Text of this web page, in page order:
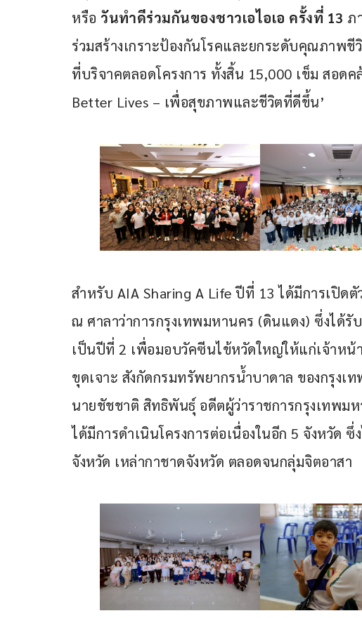
หรือ วันทำดีร่วมกันของชาวเอไอเอ ครั้งที่ 13 ภ
ร่วมสร้างเกราะป้องกันโรคและยกระดับคุณภาพ
ที่บริจาคตลอดโครงการ ทั้งสิ้น 15,000 เข็ม สอด
Better Lives – เพื่อสุขภาพและชีวิตที่ดีขึ้น’
สำหรับ AIA Sharing A Life ปีที่ 13 ได้มีการเปิด
ณ ศาลาว่าการกรุงเทพมหานคร (ดินแดง) ซึ่งได้รั
เป็นปีที่ 2 เพื่อมอบวัคซีนไข้หวัดใหญ่ให้แก่เจ้าหน้
ขุดเจาะ สังกัดกรมทรัพยากรน้ำบาดาล ของกรุงเ
นายชัชชาติ สิทธิพันธุ์ อดีตผู้ว่าราชการกรุงเทพม
ได้มีการดำเนินโครงการต่อเนื่องในอีก 5 จังหวัด
จังหวัด เหล่ากาชาดจังหวัด ตลอดจนกลุ่มจิตอาสา